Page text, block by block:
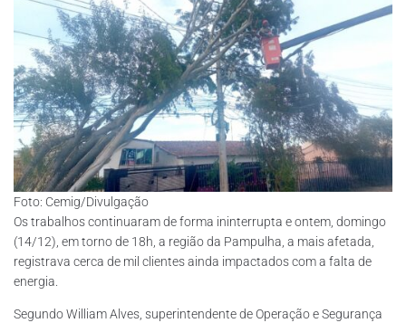
Foto: Cemig/Divulgação
Os trabalhos continuaram de forma ininterrupta e ontem, domingo
(14/12), em torno de 18h, a região da Pampulha, a mais afetada,
registrava cerca de mil clientes ainda impactados com a falta de
energia.
Segundo William Alves, superintendente de Operação e Segurança